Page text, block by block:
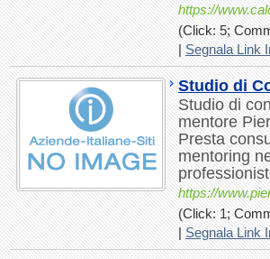
https://
(Click: 5;
|Segnala Link
Studio di
Studio di
mentore
Presta
mentoring
https://
(Click: 1;
|Segnala Link